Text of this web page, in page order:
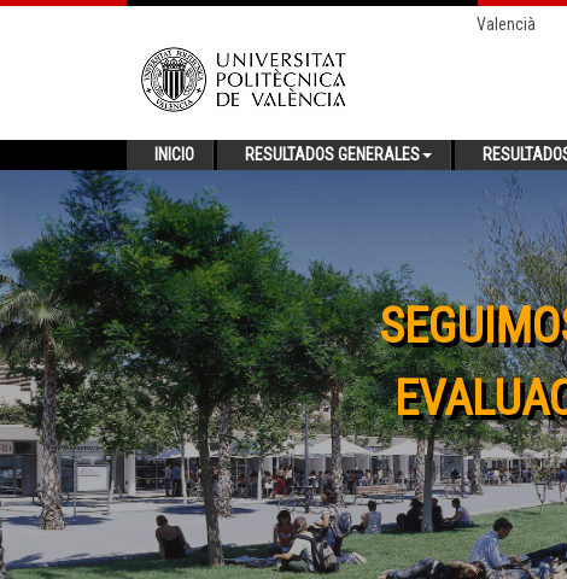
Valencià
INICIO RESULTADOS GENERALES